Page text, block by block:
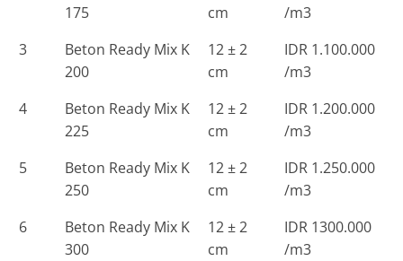
175
cm
/m3
3
Beton Ready Mix K
200
12 ± 2
cm
IDR 1.100.000
/m3
4
Beton Ready Mix K
225
12 ± 2
cm
IDR 1.200.000
/m3
5
Beton Ready Mix K
250
12 ± 2
cm
IDR 1.250.000
/m3
6
Beton Ready Mix K
300
12 ± 2
cm
IDR 1300.000
/m3